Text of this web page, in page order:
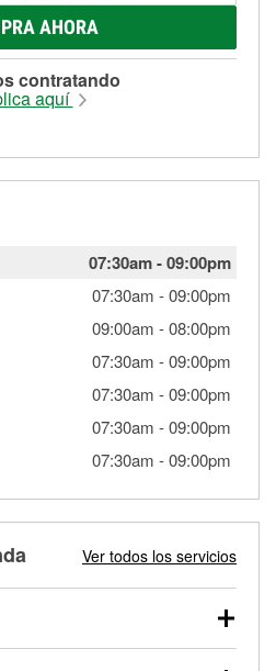
AHORA
contratando
aquí
07:30am-09:00pm
07:30am -09:00pm
09:00am -08:00pm
07:30am -09:00pm
07:30am -09:00pm
07:30am -09:00pm
07:30am -09:00pm
Ver todos los servicios